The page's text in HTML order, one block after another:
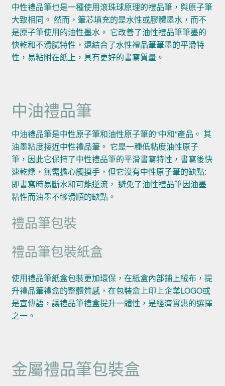
中性禮品筆也是一種使用滾珠球原理的禮品筆，與原子筆
大致相同。 然而，筆芯填充的是水性或膠體墨水，而不
是原子筆使用的油性墨水。 它改善了油性禮品筆筆墨的
快乾和不滑膩特性，還結合了水性禮品筆筆墨的平滑特
性，易粘附在紙上，具有更好的書寫質量。
中油禮品筆
中油禮品筆是中性原子筆和油性原子筆的“中和”產品。 其
油墨粘度接近中性禮品筆。 它是一種低粘度油性原子
筆，因此它保持了中性禮品筆的平滑書寫特性，書寫後快
速乾燥，無需擔心觸摸手，但它沒有中性原子筆的缺點:
即書寫時易斷水和可能逆流， 避免了油性禮品筆因油墨
粘性而油墨不够滑順的缺點。
禮品筆包裝
禮品筆包裝紙盒
使用禮品筆紙盒包裝更加環保，在紙盒內部鋪上絨布，提
升禮品筆禮盒的整體質感，在包裝盒上印上企業LOGO或
是宣傳語，讓禮品筆禮盒提升一體性，是經濟實惠的選擇
之一。
金屬禮品筆包裝盒